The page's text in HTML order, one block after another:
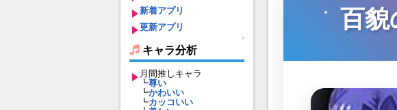
新着アプリ
更新アプリ
↑
キャラ分析
月間推しキャラ
┗尊い
┗かわいい
┗カッコいい
百貌